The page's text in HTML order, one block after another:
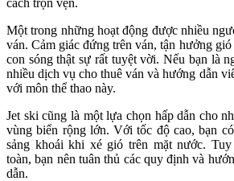
Một trong những hoạt động được nhiều
ván. Cảm giác đứng trên ván, tận hưởng
con sóng thật sự rất tuyệt vời. Nếu bạn là
nhiều dịch vụ cho thuê ván và hướng dẫn
với môn thể thao này.
Jet ski cũng là một lựa chọn hấp dẫn cho
vùng biển rộng lớn. Với tốc độ cao, bạn
sảng khoái khi xé gió trên mặt nước.
toàn, bạn nên tuân thủ các quy định và
dẫn.